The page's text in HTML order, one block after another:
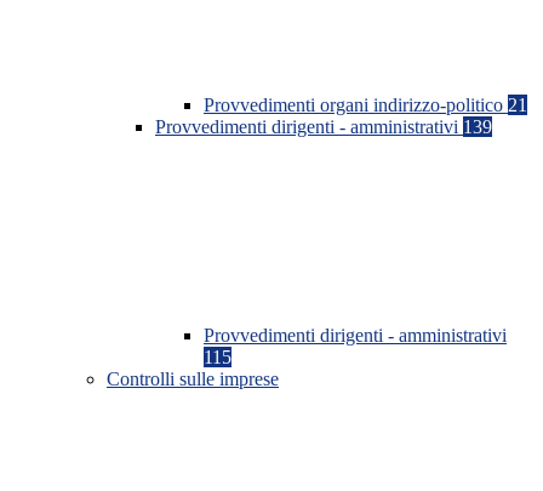
Provvedimenti organi indirizzo-politico 21
Provvedimenti dirigenti - amministrativi 139
Provvedimenti dirigenti - amministrativi
115
Controlli sulle imprese